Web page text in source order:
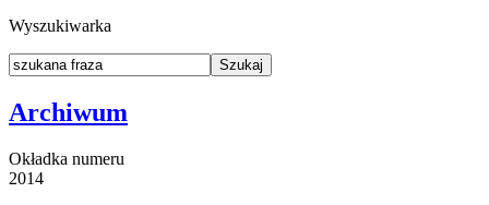
Wyszukiwarka
Archiwum
Okładka numeru
2014